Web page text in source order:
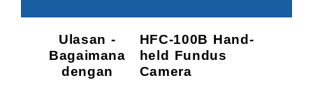
Ulasan -
Bagaimana
dengan
HFC-100B Hand-
held Fundus
Camera